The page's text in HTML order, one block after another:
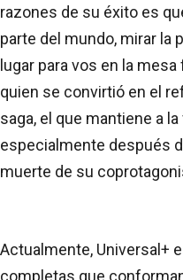
razones de su éxito es
parte del mundo, mirar la
lugar para vos en la mesa
quien se convirtió en el
saga, el que mantiene a
especialmente después
muerte de su
Actualmente, Universal+
completas que